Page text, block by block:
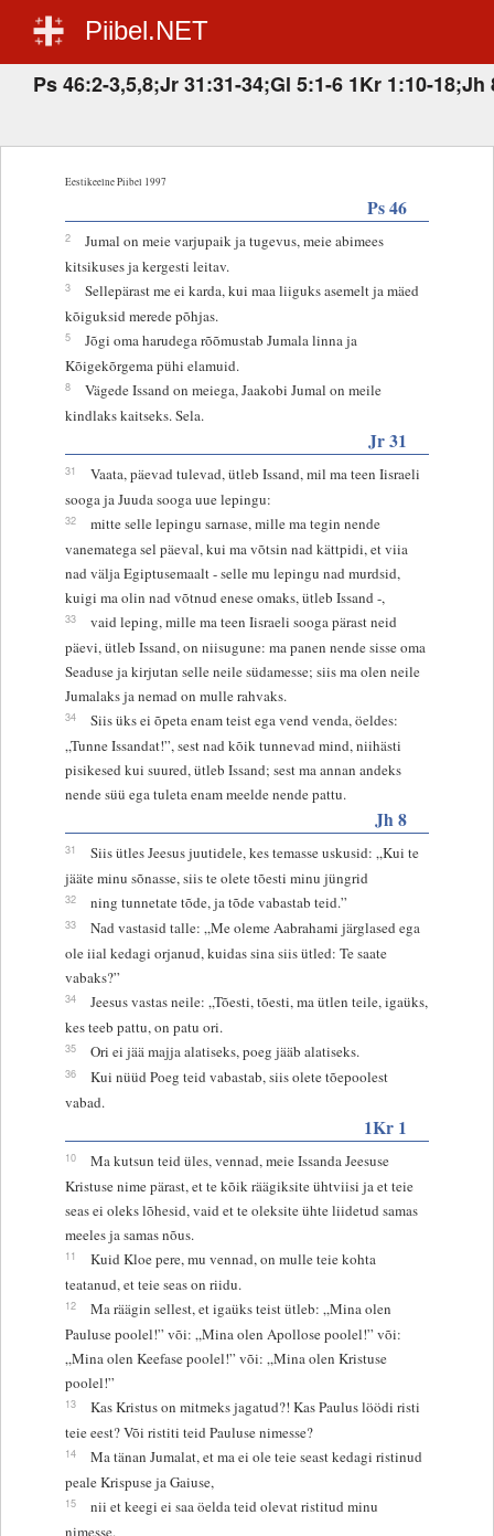
Piibel.NET
Ps 46:2-3,5,8;Jr 31:31-34;Gl 5:1-6 1Kr 1:10-18;Jh
Eestikeelne Piibel 1997
Ps 46
2
Jumal on meie varjupaik ja tugevus, meie abimees
kitsikuses ja kergesti leitav.
3
Sellepärast me ei karda, kui maa liiguks asemelt ja mäed
kõiguksid merede põhjas.
5
Jõgi oma harudega rõõmustab Jumala linna ja
Kõigekõrgema pühi elamuid.
8
Vägede Issand on meiega, Jaakobi Jumal on meile
kindlaks kaitseks. Sela.
Jr 31
31
Vaata, päevad tulevad, ütleb Issand, mil ma teen Iisraeli
sooga ja Juuda sooga uue lepingu:
32
mitte selle lepingu sarnase, mille ma tegin nende
vanematega sel päeval, kui ma võtsin nad kättpidi, et viia
nad välja Egiptusemaalt - selle mu lepingu nad murdsid,
kuigi ma olin nad võtnud enese omaks, ütleb Issand -,
33
vaid leping, mille ma teen Iisraeli sooga pärast neid
päevi, ütleb Issand, on niisugune: ma panen nende sisse oma
Seaduse ja kirjutan selle neile südamesse; siis ma olen neile
Jumalaks ja nemad on mulle rahvaks.
34
Siis üks ei õpeta enam teist ega vend venda, öeldes:
„Tunne Issandat!”, sest nad kõik tunnevad mind, niihästi
pisikesed kui suured, ütleb Issand; sest ma annan andeks
nende süü ega tuleta enam meelde nende pattu.
Jh 8
31
Siis ütles Jeesus juutidele, kes temasse uskusid: „Kui te
jääte minu sõnasse, siis te olete tõesti minu jüngrid
32 ning tunnetate tõde, ja tõde vabastab teid.”
33
Nad vastasid talle: „Me oleme Aabrahami järglased ega
ole iial kedagi orjanud, kuidas sina siis ütled: Te saate
vabaks?”
34
Jeesus vastas neile: „Tõesti, tõesti, ma ütlen teile, igaüks,
kes teeb pattu, on patu ori.
35 Ori ei jää majja alatiseks, poeg jääb alatiseks.
36
Kui nüüd Poeg teid vabastab, siis olete tõepoolest
vabad.
1Kr 1
10
Ma kutsun teid üles, vennad, meie Issanda Jeesuse
Kristuse nime pärast, et te kõik räägiksite ühtviisi ja et teie
seas ei oleks lõhesid, vaid et te oleksite ühte liidetud samas
meeles ja samas nõus.
11
Kuid Kloe pere, mu vennad, on mulle teie kohta
teatanud, et teie seas on riidu.
12
Ma räägin sellest, et igaüks teist ütleb: „Mina olen
Pauluse poolel!” või: „Mina olen Apollose poolel!” või:
„Mina olen Keefase poolel!” või: „Mina olen Kristuse
poolel!”
13
Kas Kristus on mitmeks jagatud?! Kas Paulus löödi risti
teie eest? Või ristiti teid Pauluse nimesse?
14
Ma tänan Jumalat, et ma ei ole teie seast kedagi ristinud
peale Krispuse ja Gaiuse,
15
nii et keegi ei saa öelda teid olevat ristitud minu
nimesse.